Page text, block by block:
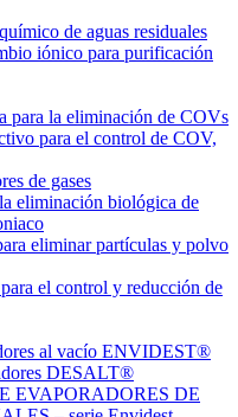
de aguas residuales
iónico para purificación
para la eliminación de COVs
para el control de COV,
de gases
eliminación biológica de
eliminar partículas y polvo
el control y reducción de
al vacío ENVIDEST®
DESALT®
EVAPORADORES DE